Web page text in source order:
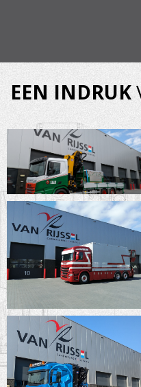
EEN INDRUK